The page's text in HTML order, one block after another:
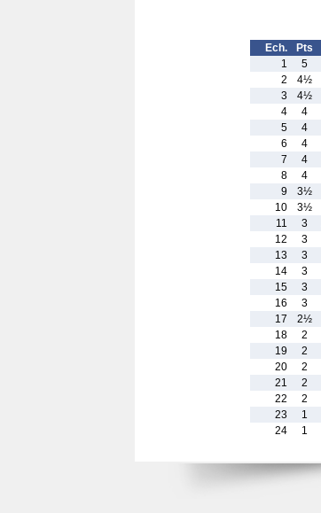
Ech. Pts
1
5
2
4½
3
4½
4
4
5
4
6
4
7
4
8
4
9
3½
10
3½
11
3
12
3
13
3
14
3
15
3
16
3
17
2½
18
2
19
2
20
2
21
2
22
2
23
1
24
1